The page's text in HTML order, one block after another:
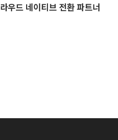
우드 네이티브 전환 파트너